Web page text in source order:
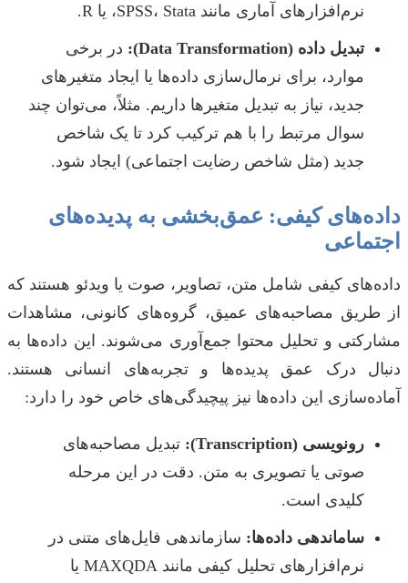
نرم‌افزارهای آماری مانند SPSS، Stata، یا R.
تبدیل داده (Data Transformation):
در برخی
موارد، برای نرمال‌سازی داده‌ها یا ایجاد متغیرهای
جدید، نیاز به تبدیل متغیرها داریم. مثلاً، می‌توان چند
سوال مرتبط را با هم ترکیب کرد تا یک شاخص
جدید (مثل شاخص رضایت اجتماعی) ایجاد شود.
داده‌های کیفی: عمق‌بخشی به پدیده‌های
اجتماعی
داده‌های کیفی شامل متن، تصاویر، صوت یا ویدئو هستند که
از طریق مصاحبه‌های عمیق، گروه‌های کانونی، مشاهدات
مشارکتی و تحلیل محتوا جمع‌آوری می‌شوند. این داده‌ها به
دنبال درک عمق پدیده‌ها و تجربه‌های انسانی هستند.
آماده‌سازی این داده‌ها نیز پیچیدگی‌های خاص خود را دارد:
رونویسی (Transcription):
تبدیل مصاحبه‌های
صوتی یا تصویری به متن. دقت در این مرحله
کلیدی است.
ساماندهی داده‌ها: سازماندهی فایل‌های متنی در
نرم‌افزارهای تحلیل کیفی مانند MAXQDA یا